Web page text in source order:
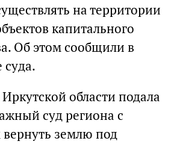
на территории
капитального
Об этом сообщили в
суда.
области подала
суд региона с
землю под